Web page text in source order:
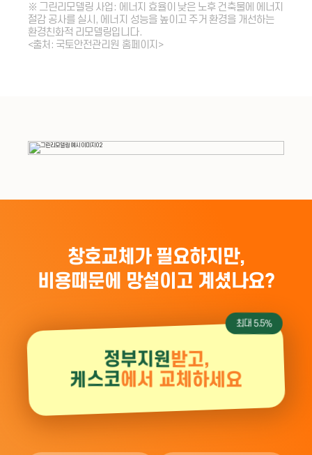
※ 그린리모델링 사업: 에너지 효율이 낮은 노후 건축물에 에너지
절감 공사를 실시, 에너지 성능을 높이고 주거 환경을 개선하는
환경친화적 리모델링입니다.
<출처: 국토안전관리원 홈페이지>
창호교체가 필요하지만,
비용때문에 망설이고 계셨나요?
최대 5.5%
정부지원받고,
케스코에서 교체하세요